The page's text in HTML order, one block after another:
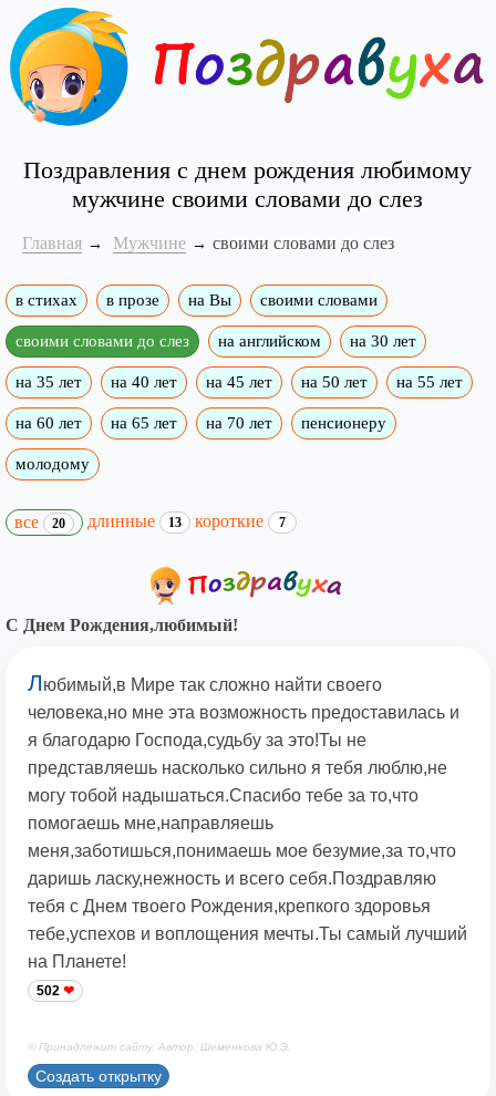
Поздравления с днем рождения любимому
мужчине своими словами до слез
Главная Мужчине своими словами до слез
в стихах в прозе на Вы своими словами
своими словами до слез на английском на 30 лет
на 35 лет на 40 лет на 45 лет на 50 лет на 55 лет
на 60 лет на 65 лет на 70 лет пенсионеру
молодому
все 20 длинные 13 короткие 7
С Днем Рождения,любимый!
Любимый,в Мире так сложно найти своего
человека,но мне эта возможность предоставилась и
я благодарю Господа,судьбу за это!Ты не
представляешь насколько сильно я тебя люблю,не
могу тобой надышаться.Спасибо тебе за то,что
помогаешь мне,направляешь
меня,заботишься,понимаешь мое безумие,за то,что
даришь ласку,нежность и всего себя.Поздравляю
тебя с Днем твоего Рождения,крепкого здоровья
тебе,успехов и воплощения мечты.Ты самый лучший
на Планете!
502
© Принадлежит сайту. Автор: Шеменкова Ю.Э.
Создать открытку